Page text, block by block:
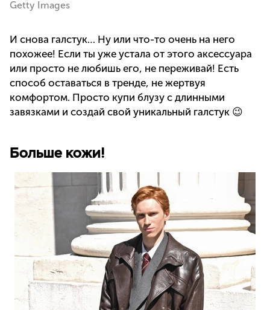
Getty Images
И снова галстук… Ну или что-то очень на него
похожее! Если ты уже устала от этого аксессуара
или просто не любишь его, не переживай! Есть
способ оставаться в тренде, не жертвуя
комфортом. Просто купи блузу с длинными
завязками и создай свой уникальный галстук 😉
Больше кожи!